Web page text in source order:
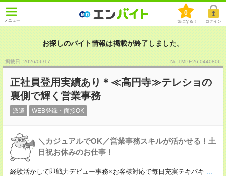
メニュー
0
気になる！ ログイン
お探しのバイト情報は掲載が終了しました。
掲載日 :2026/06/17 No.TMPE26-0440806
正社員登用実績あり＊≪高円寺≫テレショの
裏側で輝く営業事務
派遣 WEB登録・面接OK
＼カジュアルでOK／営業事務スキルが活かせる！土
日祝お休みのお仕事！
経験活かして即戦力デビュー事務×お客様対応で毎日充実テキパキ ...